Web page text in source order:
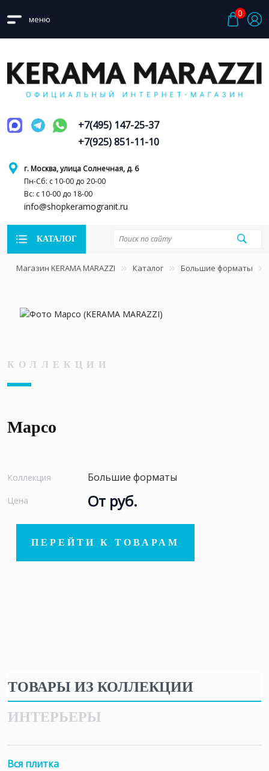
меню
0
г. Москва, улица Солнечная, д. 6
Пн-Сб: с 10-00 до 20-00
Вс: с 10-00 до 18-00
info@shopkeramogranit.ru
+7(495) 147-25-37
+7(925) 851-11-10
КАТАЛОГ
Магазин KERAMA MARAZZI Каталог Большие форматы
КОЛЛЕКЦИИ
Марсо
Коллекция Большие форматы
Цена От руб.
ПЕРЕЙТИ К ТОВАРАМ
ТОВАРЫ ИЗ КОЛЛЕКЦИИ
ИНТЕРЬЕРЫ
Вся плитка